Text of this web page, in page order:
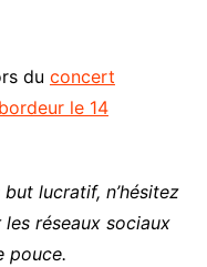
du concert
le 14
lucratif, n’hésitez
réseaux sociaux
pouce.